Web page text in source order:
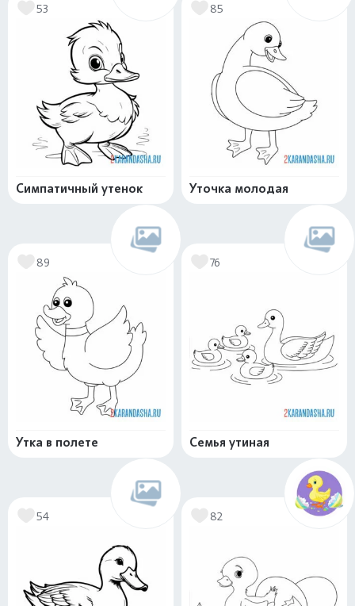
53
Симпатичный утенок
85
Уточка молодая
89
Утка в полете
76
Семья утиная
54 82